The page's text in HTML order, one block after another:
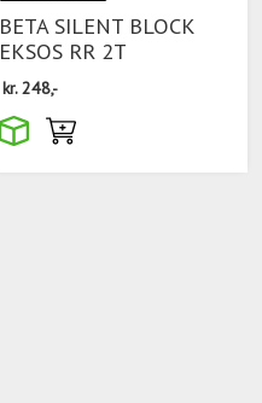
BETA SILENT BLOCK
EKSOS RR 2T
kr.248,-